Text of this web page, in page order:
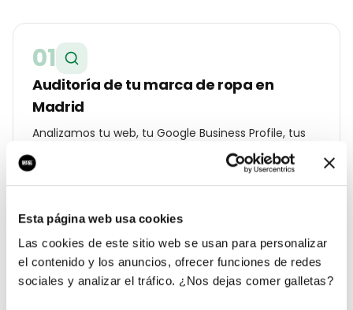
Esta página web usa cookies
Las cookies de este sitio web se usan para personalizar
el contenido y los anuncios, ofrecer funciones de redes
sociales y analizar el tráfico. ¿Nos dejas comer galletas?
01
Auditoría de tu marca de ropa en
Madrid
Analizamos tu web, tu Google Business Profile, tus
reseñas y la competencia real que tienes en
Salamanca. Te entregamos un diagnóstico con lo
que cuesta cada lead hoy y a cuánto debería estar.
02
Estrategia geolocalizada por barrio